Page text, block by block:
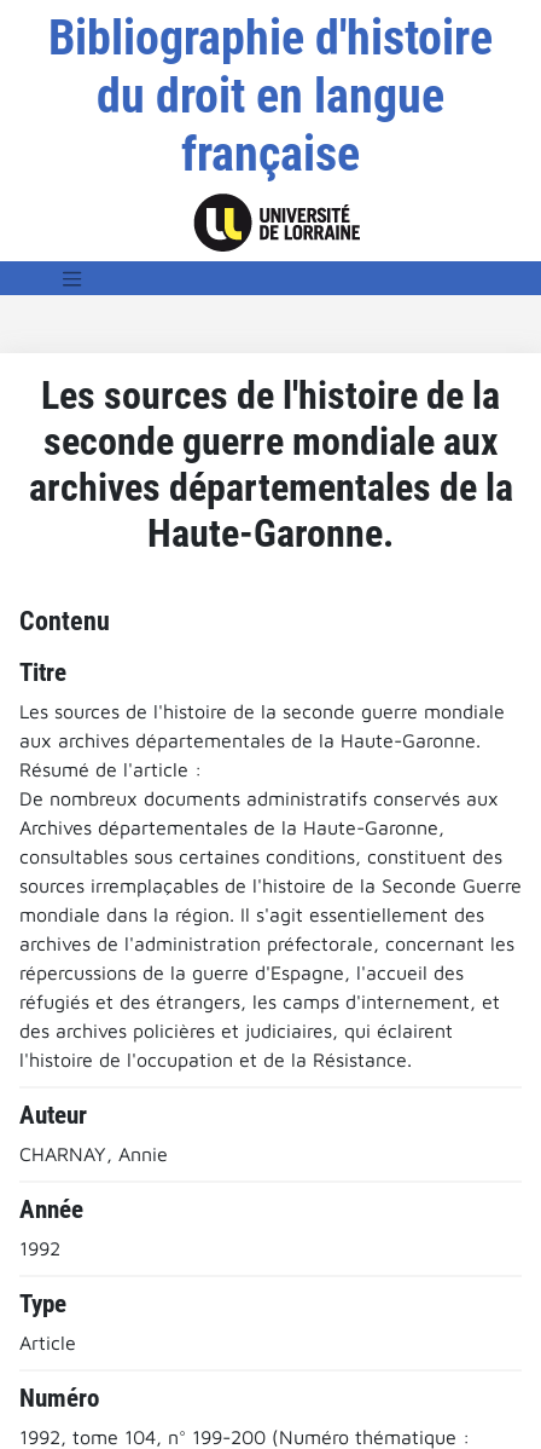
Bibliographie d'histoire
du droit en langue
française
Les sources de l'histoire de la
seconde guerre mondiale aux
archives départementales de la
Haute-Garonne.
Contenu
Titre
Les sources de l'histoire de la seconde guerre mondiale
aux archives départementales de la Haute-Garonne.
Résumé de l'article :
De nombreux documents administratifs conservés aux
Archives départementales de la Haute-Garonne,
consultables sous certaines conditions, constituent des
sources irremplaçables de l'histoire de la Seconde Guerre
mondiale dans la région. Il s'agit essentiellement des
archives de l'administration préfectorale, concernant les
répercussions de la guerre d'Espagne, l'accueil des
réfugiés et des étrangers, les camps d'internement, et
des archives policières et judiciaires, qui éclairent
l'histoire de l'occupation et de la Résistance.
Auteur
CHARNAY, Annie
Année
1992
Type
Article
Numéro
1992, tome 104, n° 199-200 (Numéro thématique :